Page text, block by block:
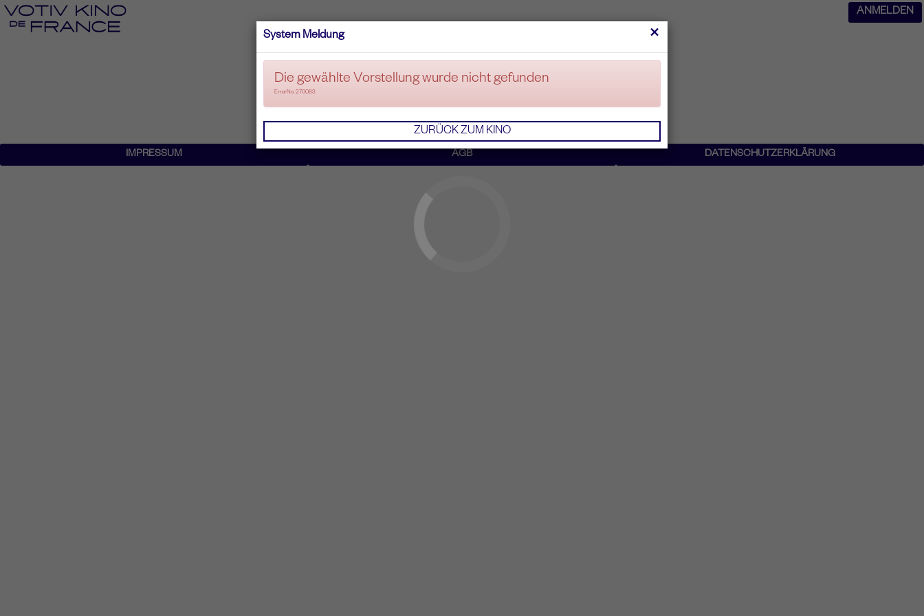
ANMELDEN
×
System Meldung
Die gewählte Vorstellung wurde nicht gefunden
ErrorNo. 270083
ZURÜCK ZUM KINO
IMPRESSUM AGB DATENSCHUTZERKLÄRUNG